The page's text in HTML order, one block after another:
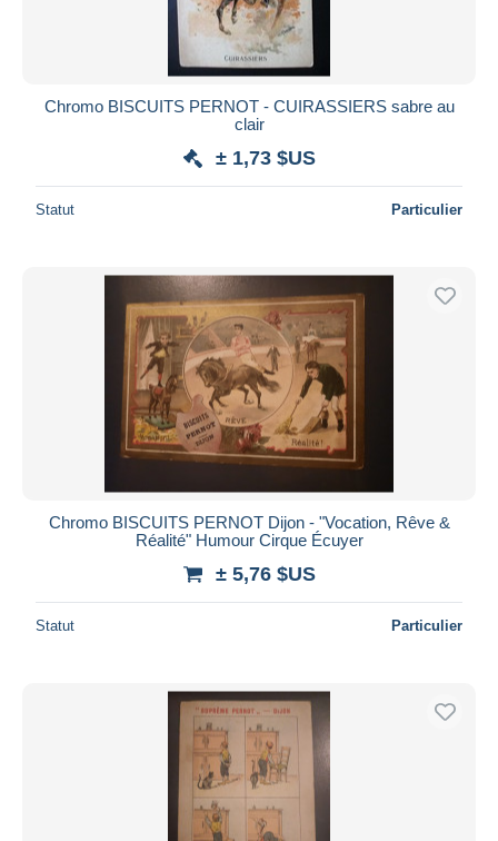
Chromo BISCUITS PERNOT - CUIRASSIERS sabre au
clair
± 1,73 $US
Statut Particulier
Chromo BISCUITS PERNOT Dijon - "Vocation, Rêve &
Réalité" Humour Cirque Écuyer
± 5,76 $US
Statut Particulier